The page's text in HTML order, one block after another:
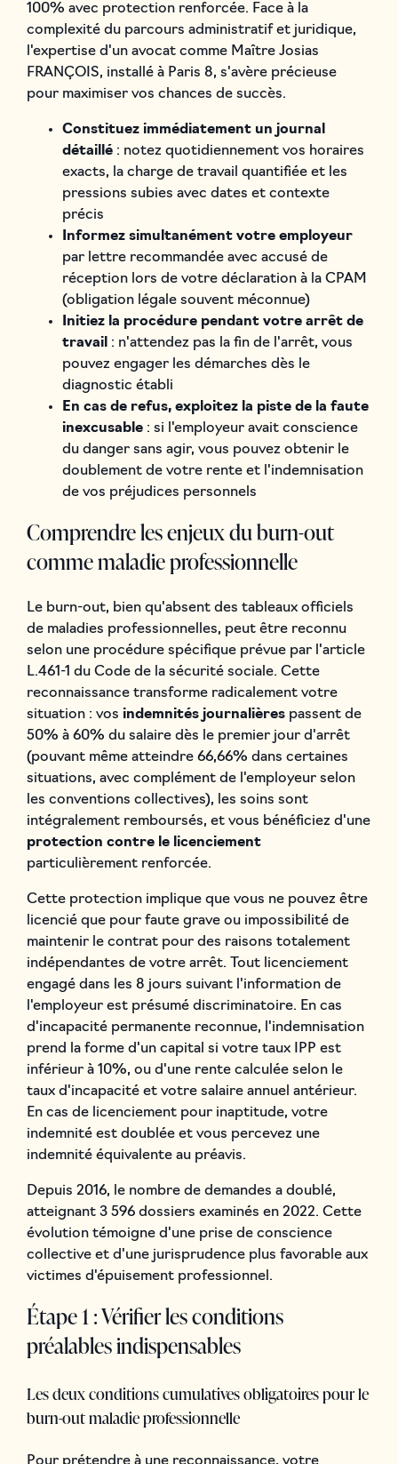
100% avec protection renforcée. Face à la
complexité du parcours administratif et juridique,
l'expertise d'un avocat comme Maître Josias
FRANÇOIS, installé à Paris 8, s'avère précieuse
pour maximiser vos chances de succès.
Constituez immédiatement un journal
détaillé: notez quotidiennement vos horaires
exacts, la charge de travail quantifiée et les
pressions subies avec dates et contexte
précis
Informez simultanément votre employeur
par lettre recommandée avec accusé de
réception lors de votre déclaration à la CPAM
(obligation légale souvent méconnue)
Initiez la procédure pendant votre arrêt de
travail : n'attendez pas la fin de l'arrêt, vous
pouvez engager les démarches dès le
diagnostic établi
En cas de refus, exploitez la piste de la faute
inexcusable: si l'employeur avait conscience
du danger sans agir, vous pouvez obtenir le
doublement de votre rente et l'indemnisation
de vos préjudices personnels
Comprendre les enjeux du burn-out
comme maladie professionnelle
Le burn-out, bien qu'absent des tableaux officiels
de maladies professionnelles, peut être reconnu
selon une procédure spécifique prévue par l'article
L.461-1 du Code de la sécurité sociale. Cette
reconnaissance transforme radicalement votre
situation : vos indemnités journalièrespassent de
50% à 60% du salaire dès le premier jour d'arrêt
(pouvant même atteindre 66,66% dans certaines
situations, avec complément de l'employeur selon
les conventions collectives), les soins sont
intégralement remboursés, et vous bénéficiez d'une
protection contre le licenciement
particulièrement renforcée.
Cette protection implique que vous ne pouvez être
licencié que pour faute grave ou impossibilité de
maintenir le contrat pour des raisons totalement
indépendantes de votre arrêt. Tout licenciement
engagé dans les 8 jours suivant l'information de
l'employeur est présumé discriminatoire. En cas
d'incapacité permanente reconnue, l'indemnisation
prend la forme d'un capital si votre taux IPP est
inférieur à 10%, ou d'une rente calculée selon le
taux d'incapacité et votre salaire annuel antérieur.
En cas de licenciement pour inaptitude, votre
indemnité est doublée et vous percevez une
indemnité équivalente au préavis.
Depuis 2016, le nombre de demandes a doublé,
atteignant 3 596 dossiers examinés en 2022. Cette
évolution témoigne d'une prise de conscience
collective et d'une jurisprudence plus favorable aux
victimes d'épuisement professionnel.
Étape 1 : Vérifier les conditions
préalables indispensables
Les deux conditions cumulatives obligatoires pour le
burn-out maladie professionnelle